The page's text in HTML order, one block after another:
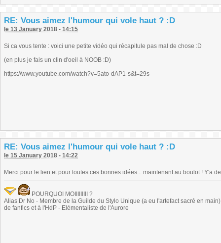
RE: Vous aimez l'humour qui vole haut ? :D
le 13 January 2018 - 14:15
Si ca vous tente : voici une petite vidéo qui récapitule pas mal de chose :D
(en plus je fais un clin d'oeil à NOOB :D)
https://www.youtube.com/watch?v=5ato-dAP1-s&t=29s
RE: Vous aimez l'humour qui vole haut ? :D
le 15 January 2018 - 14:22
Merci pour le lien et pour toutes ces bonnes idées... maintenant au boulot ! Y'a
POURQUOI MOIIIIIIIII ?
Alias Dr No - Membre de la Guilde du Stylo Unique (a eu l'artefact sacré en
de fanfics et à l'HdP - Elémentaliste de l'Aurore